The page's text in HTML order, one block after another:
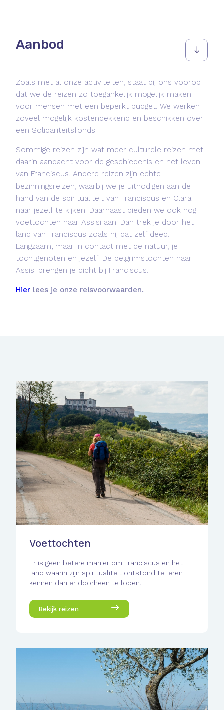
Aanbod
Zoals met al onze activiteiten, staat bij ons voorop
dat we de reizen zo toegankelijk mogelijk maken
voor mensen met een beperkt budget. We werken
zoveel mogelijk kostendekkend en beschikken over
een Solidariteitsfonds.
Sommige reizen zijn wat meer culturele reizen met
daarin aandacht voor de geschiedenis en het leven
van Franciscus. Andere reizen zijn echte
bezinningsreizen, waarbij we je uitnodigen aan de
hand van de spiritualiteit van Franciscus en Clara
naar jezelf te kijken. Daarnaast bieden we ook nog
voettochten naar Assisi aan. Dan trek je door het
land van Franciscus zoals hij dat zelf deed.
Langzaam, maar in contact met de natuur, je
tochtgenoten en jezelf. De pelgrimstochten naar
Assisi brengen je dicht bij Franciscus.
Hier lees je onze reisvoorwaarden.
Voettochten
Er is geen betere manier om Franciscus en het
land waarin zijn spiritualiteit ontstond te leren
kennen dan er doorheen te lopen.
Bekijk reizen